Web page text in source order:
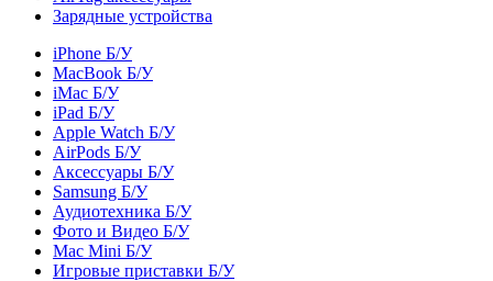
Зарядные устройства
iPhone Б/У
MacBook Б/У
iMac Б/У
iPad Б/У
Apple Watch Б/У
AirPods Б/У
Аксессуары Б/У
Samsung Б/У
Аудиотехника Б/У
Фото и Видео Б/У
Mac Mini Б/У
Игровые приставки Б/У